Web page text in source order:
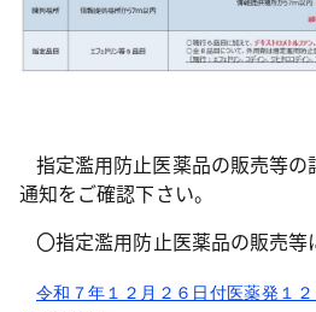
指定濫用防止医薬品の販売等
通知をご確認下さい。
〇指定濫用防止医薬品の販売等
令和７年１２月２６日付医薬発１